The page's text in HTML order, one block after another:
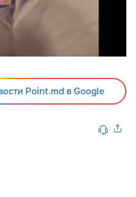
Point.md в Google